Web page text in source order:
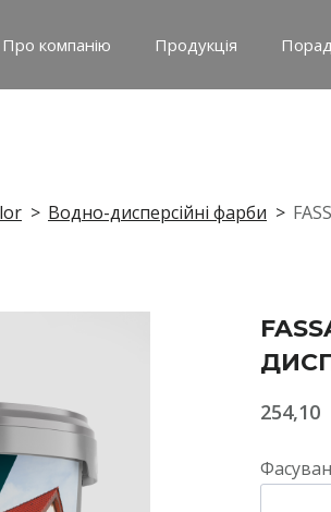
Про компанію Продукція
Водно-дисперсійні фарби
254,10